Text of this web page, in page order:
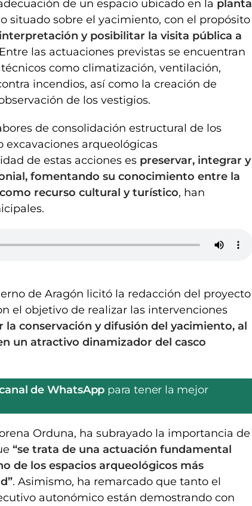
de un espacio ubicado en la planta
situado sobre el yacimiento, con el propósito
y posibilitar la visita pública a
las actuaciones previstas se encuentran
como climatización, ventilación,
incendios, así como la creación de
de los vestigios.
de consolidación estructural de los
excavaciones arqueológicas
de estas acciones es preservar, integrar y
fomentando su conocimiento entre la
recurso cultural y turístico, han
de Aragón licitó la redacción del proyecto
el objetivo de realizar las intervenciones
la conservación y difusión del yacimiento, al
un atractivo dinamizador del casco
de WhatsApp para tener la mejor
Orduna, ha subrayado la importancia de
“se trata de una actuación fundamental
de los espacios arqueológicos más
. Asimismo, ha remarcado que tanto el
autonómico están demostrando con